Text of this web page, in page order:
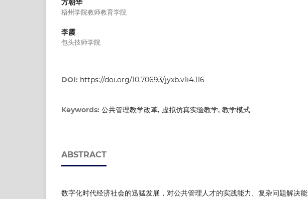
方朝华
梧州学院教师教育学院
李霞
包头技师学院
DOI: https://doi.org/10.70693/jyxb.v1i4.116
Keywords: 公共管理教学改革, 虚拟仿真实验教学, 教学模式
ABSTRACT
数字化时代经济社会的迅猛发展，对公共管理人才的实践能力、复杂问题解决能